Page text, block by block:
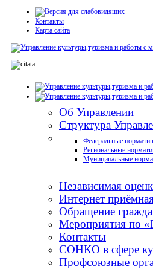
Контакты
Карта сайта
Об Управлении
Структура
Федеральные
Региональные
Муниципальные
Независимая
Интернет
Обращение
Мероприятия по
Контакты
СОНКО в сфере
Профсоюзные